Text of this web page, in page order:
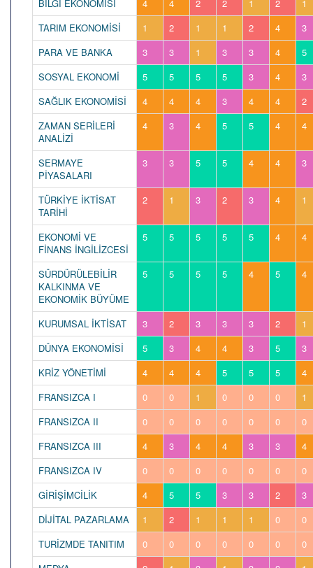
BİLGİ EKONOMİSİ 4 4 2 2 1 2
1
TARIM EKONOMİSİ
1 2 1 1 2 4
3
PARA VE BANKA
3 3 1 3 3 4
5
SOSYAL EKONOMİ
5 5 5 5 3 4
3
SAĞLIK EKONOMİSİ
4 4 4 3 4 4
2
ZAMAN SERİLERİ
ANALİZİ
4 3 4 5 5 4 4
SERMAYE
PİYASALARI
3 3 5 5 4 4 3
TÜRKİYE İKTİSAT
TARİHİ
2 1 3 2 3 4 1
EKONOMİ VE
FİNANS İNGİLİZCESİ
5 5 5 5 5 4 4
SÜRDÜRÜLEBİLİR
KALKINMA VE
EKONOMİK BÜYÜME
5 5 5 5 4 5 4
KURUMSAL İKTİSAT 3 2 3 3 3 2
1
DÜNYA EKONOMİSİ
5 3 4 4 3 5
3
KRİZ YÖNETİMİ
4 4 4 5 5 5
4
FRANSIZCA I
0 0 1 0 0 0
1
FRANSIZCA II
0 0 0 0 0 0
0
FRANSIZCA III
4 3 4 4 3 3
4
FRANSIZCA IV
0 0 0 0 0 0
0
GİRİŞİMCİLİK
4 5 5 3 3 2
3
DİJİTAL PAZARLAMA
1 2 1 1 1 0
0
TURİZMDE TANITIM
0 0 0 0 0 0
0